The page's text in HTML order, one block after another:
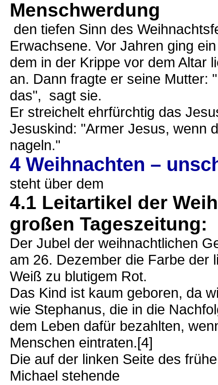
Menschwerdung
den tiefen Sinn des
Erwachsene. Vor Jahren ging
dem in der Krippe vor dem Altar
an. Dann fragte er seine Mutter:
das", sagt sie.
Er streichelt ehrfürchtig das
Jesuskind: "Armer Jesus, wenn
nageln."
4 Weihnachten –
steht über dem
4.1 Leitartikel der
großen Tageszeitung:
Der Jubel der weihnachtlichen
am 26. Dezember die Farbe der
Weiß zu blutigem Rot.
Das Kind ist kaum geboren, da
wie Stephanus, die in die
dem Leben dafür bezahlten,
Menschen eintraten.[4]
Die auf der linken Seite des
Michael stehende